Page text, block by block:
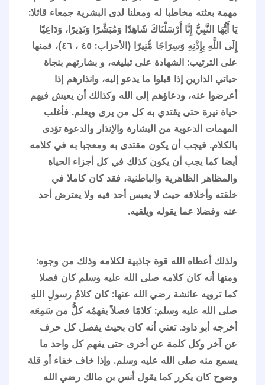
مهمة بعثته مخاطبا له ومعلنا لدى البشرية جمعاء قائلا:
يَا أَيُّهَا النَّبِيُّ إِنَّا أَرْسَلْنَاكَ شَاهِدًا وَمُبَشِّرًا وَنَذِيرًا، وَدَاعِيًا
إِلَى اللَّهِ بِإِذْنِهِ وَسِرَاجًا مُّنِيرًا (الأحزاب: ٤٥ ، ٤٦)، فمنها
على الترتيب: الشهادة على تبليغه، و بشارتهم بنجاة
حياتي الدارين إذا قبلوا ما يدعو إليه، وانذارهم إذا
أعرضوا عنه، ودعاؤهم إلى الله وكذالك أن يعيش فيهم
حياة نيرة حتى يقتدي به كل من يرى ويعلم. فأغلب
المهمات الدعوية من البشارة والإنذار والدعوة تؤدى
بالكلام. فيجب أن يكون مقتدى به ومعجبا به في كلامه
أيضا كما يجب أن يكون كذلك في كل أجزاء الحياة
والمظاهر الظاهرية والباطنية، فقد كان كاملا في
خلقته وأخلاقه حيث لا يعبس أحد فيه ولا يعترض أحد
عنه وفضلا عما يقوله ويلقيه.
ولذلك أعطاه الله قوة جاذبية لكلامه وذلك من وجوه:
ومنها أنه كان كلامه صلى الله عليه وسلم كان فصلا
كما ترويه عائشة رضي الله عنها: كان كلامُ رسولِ اللهِ
صلى الله عليه وسلم: كلامًا فصلاً يفهمُه كلُّ من سَمِعَه
أخرجه أبو داود. تعني أنه كان بحيث يفصل كل حرف
عن آخر وكل كلمة عن أخرى حتى يفهم كل واحد ما
يسمع منه صلى الله عليه وسلم. وإذا خاف خفاء أو قلة
وضوح كان يكرر كما يقول أنس بن مالك رضي الله